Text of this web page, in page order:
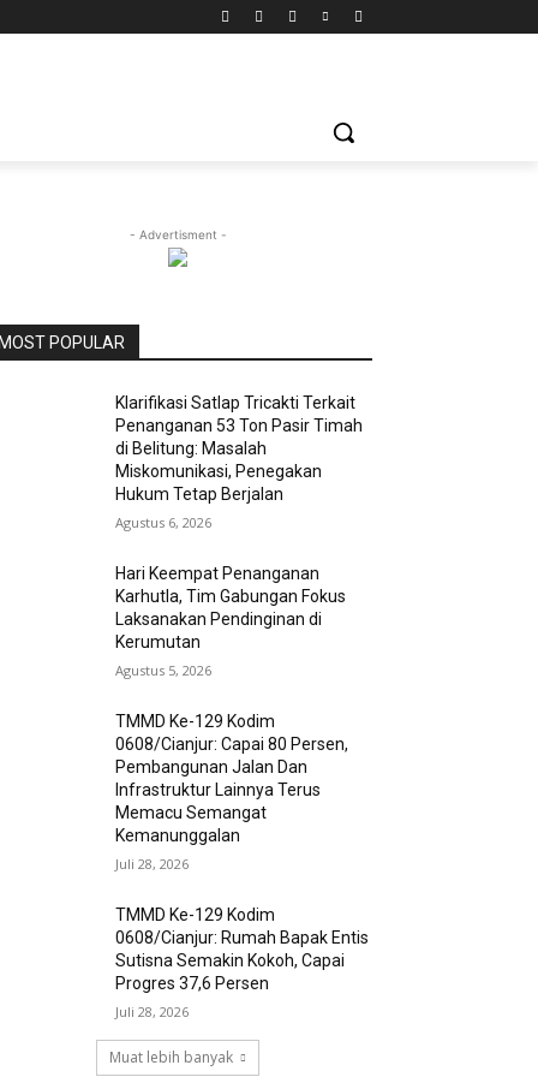
- Advertisment -
MOST POPULAR
Klarifikasi Satlap Tricakti Terkait
Penanganan 53 Ton Pasir Timah
di Belitung: Masalah
Miskomunikasi, Penegakan
Hukum Tetap Berjalan
Agustus 6, 2026
Hari Keempat Penanganan
Karhutla, Tim Gabungan Fokus
Laksanakan Pendinginan di
Kerumutan
Agustus 5, 2026
TMMD Ke-129 Kodim
0608/Cianjur: Capai 80 Persen,
Pembangunan Jalan Dan
Infrastruktur Lainnya Terus
Memacu Semangat
Kemanunggalan
Juli 28, 2026
TMMD Ke-129 Kodim
0608/Cianjur: Rumah Bapak Entis
Sutisna Semakin Kokoh, Capai
Progres 37,6 Persen
Juli 28, 2026
Muat lebih banyak